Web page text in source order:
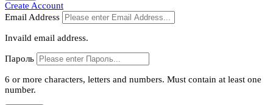
Create Account
Email Address
Invaild email address.
Пароль
6 or more characters, letters and numbers. Must contain at least one
number.